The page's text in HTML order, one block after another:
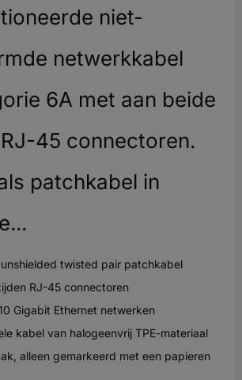
niet-
netwerkkabel
6A met aan beide
45 connectoren.
patchkabel in
twisted pair patchkabel
RJ-45 connectoren
Gigabit Ethernet netwerken
kabel van halogeenvrij TPE-materiaal
alleen gemarkeerd met een papieren